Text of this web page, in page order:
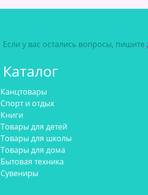
Если у вас остались вопросы, пишите
Каталог
Канцтовары
Спорт и отдых
Книги
Товары для детей
Товары для школы
Товары для дома
Бытовая техника
Сувениры